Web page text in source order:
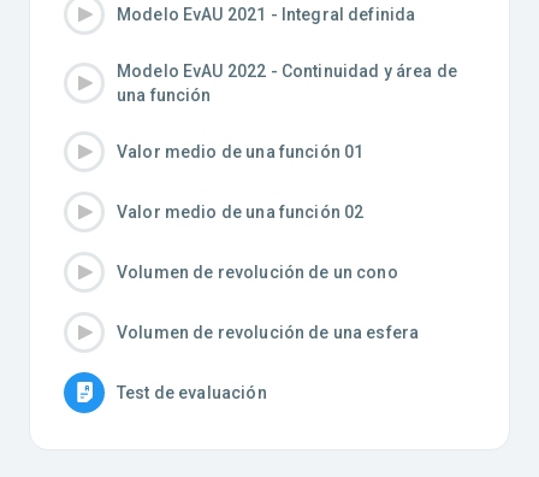
Modelo EvAU 2021 - Integral definida
Modelo EvAU 2022 - Continuidad y área de
una función
Valor medio de una función 01
Valor medio de una función 02
Volumen de revolución de un cono
Volumen de revolución de una esfera
Test de evaluación